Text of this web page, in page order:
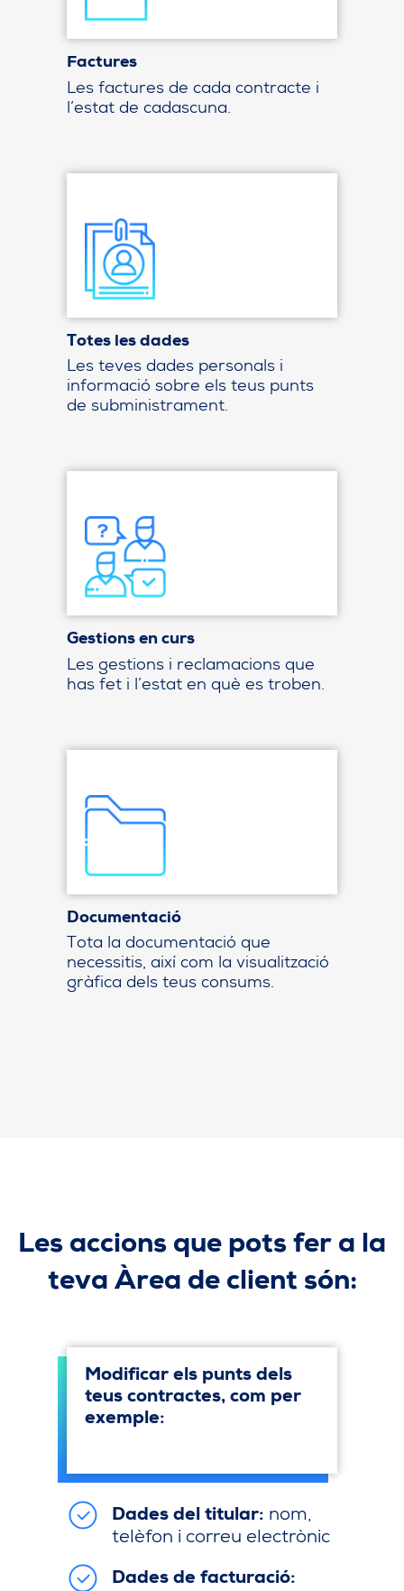
Factures
Les factures de cada contracte i
l’estat de cadascuna.
Totes les dades
Les teves dades personals i
informació sobre els teus punts
de subministrament.
Gestions en curs
Les gestions i reclamacions que
has fet i l’estat en què es troben.
Documentació
Tota la documentació que
necessitis, així com la visualització
gràfica dels teus consums.
Les accions que pots fer a la
teva Àrea de client són:
Modificar els punts dels
teus contractes, com per
exemple:
Dades del titular: nom,
telèfon i correu electrònic
Dades de facturació: